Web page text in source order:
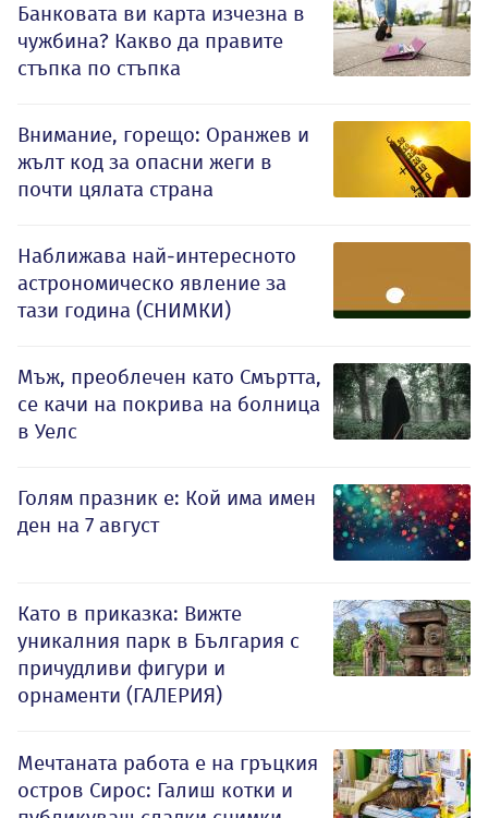
Банковата ви карта изчезна в
чужбина? Какво да правите
стъпка по стъпка
Внимание, горещо: Оранжев и
жълт код за опасни жеги в
почти цялата страна
Наближава най-интересното
астрономическо явление за
тази година (СНИМКИ)
Мъж, преоблечен като Смъртта,
се качи на покрива на болница
в Уелс
Голям празник е: Кой има имен
ден на 7 август
Като в приказка: Вижте
уникалния парк в България с
причудливи фигури и
орнаменти (ГАЛЕРИЯ)
Мечтаната работа е на гръцкия
остров Сирос: Галиш котки и